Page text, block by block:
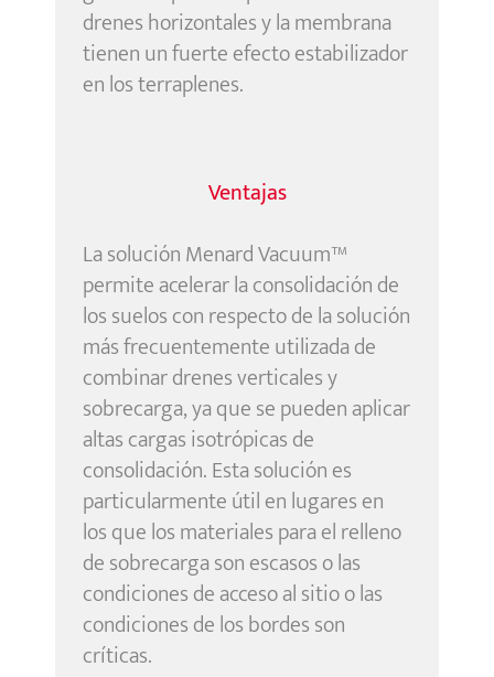
drenes horizontales y la membrana
tienen un fuerte efecto estabilizador
en los terraplenes.
Ventajas
La solución Menard Vacuum™
permite acelerar la consolidación de
los suelos con respecto de la solución
más frecuentemente utilizada de
combinar drenes verticales y
sobrecarga, ya que se pueden aplicar
altas cargas isotrópicas de
consolidación. Esta solución es
particularmente útil en lugares en
los que los materiales para el relleno
de sobrecarga son escasos o las
condiciones de acceso al sitio o las
condiciones de los bordes son
críticas.